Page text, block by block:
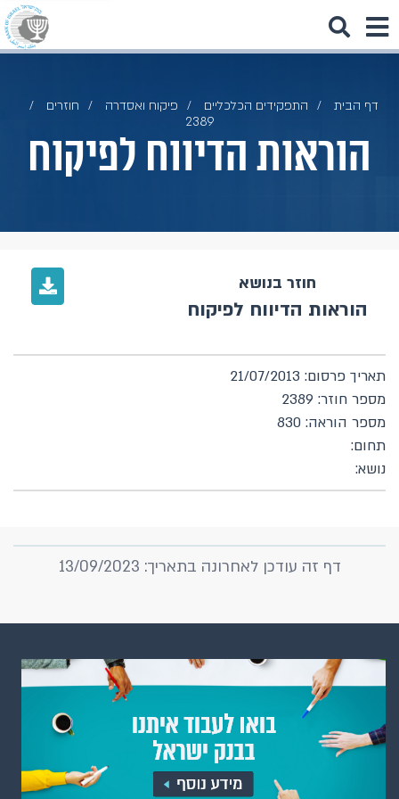
דף הבית התפקידים הכלכליים פיקוח ואסדרה
חוזרים
2389
הוראות הדיווח לפיקוח
חוזר בנושא
הוראות הדיווח לפיקוח
תאריך פרסום: 21/07/2013
מספר חוזר: 2389
מספר הוראה: 830
תחום:
נושא:
דף זה עודכן לאחרונה בתאריך: 13/09/2023